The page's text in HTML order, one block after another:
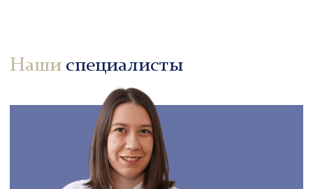
Наши специалисты